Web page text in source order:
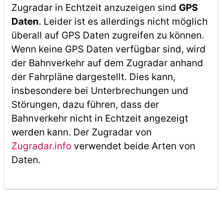
Zugradar in Echtzeit anzuzeigen sind GPS
Daten. Leider ist es allerdings nicht möglich
überall auf GPS Daten zugreifen zu können.
Wenn keine GPS Daten verfügbar sind, wird
der Bahnverkehr auf dem Zugradar anhand
der Fahrpläne dargestellt. Dies kann,
insbesondere bei Unterbrechungen und
Störungen, dazu führen, dass der
Bahnverkehr nicht in Echtzeit angezeigt
werden kann. Der Zugradar von
Zugradar.infoverwendet beide Arten von
Daten.